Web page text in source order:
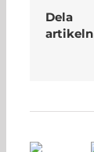
Dela
artikeln